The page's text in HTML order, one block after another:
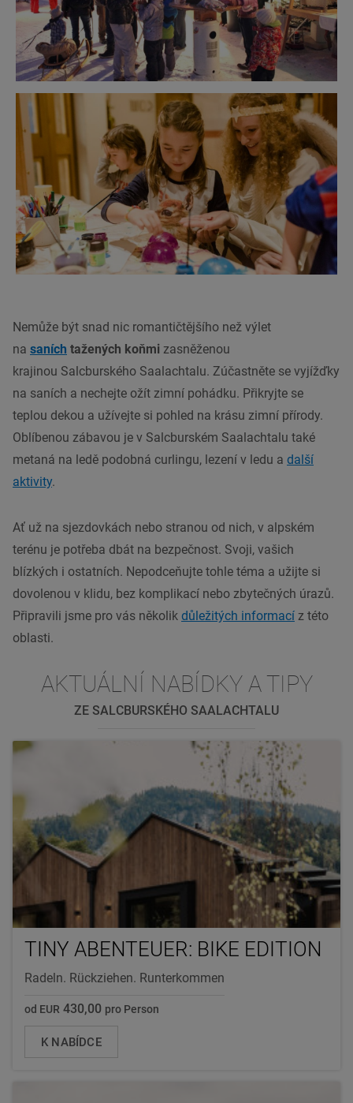
Nemůže být snad nic romantičtějšího než výlet
na saních tažených koňmi zasněženou
krajinou Salcburského Saalachtalu. Zúčastněte se vyjížďky
na saních a nechejte ožít zimní pohádku. Přikryjte se
teplou dekou a užívejte si pohled na krásu zimní přírody.
Oblíbenou zábavou je v Salcburském Saalachtalu také
metaná na ledě podobná curlingu, lezení v ledu a další
aktivity.
Ať už na sjezdovkách nebo stranou od nich, v alpském
terénu je potřeba dbát na bezpečnost. Svoji, vašich
blízkých i ostatních. Nepodceňujte tohle téma a užijte si
dovolenou v klidu, bez komplikací nebo zbytečných úrazů.
Připravili jsme pro vás několik důležitých informací z této
oblasti.
AKTUÁLNÍ NABÍDKY A TIPY
ZE SALCBURSKÉHO SAALACHTALU
TINY ABENTEUER: BIKE EDITION
Radeln. Rückziehen. Runterkommen
od EUR 430,00 pro Person
K NABÍDCE